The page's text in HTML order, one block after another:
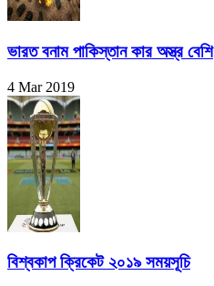
ভারত বনাম পাকিস্তান কার অস্ত্র বেশি
4 Mar 2019
বিশ্বকাপ ক্রিকেট ২০১৯ সময়সূচি